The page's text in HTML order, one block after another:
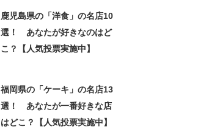
鹿児島県の「洋食」の名店10
選！ あなたが好きなのはど
こ？【人気投票実施中】
福岡県の「ケーキ」の名店13
選！ あなたが一番好きな店
はどこ？【人気投票実施中】